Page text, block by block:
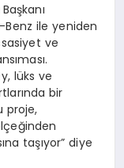
şkanı
ile yeniden
ve
ıması.
lüks ve
ında bir
proje,
lçeğinden
ına taşıyor”diye